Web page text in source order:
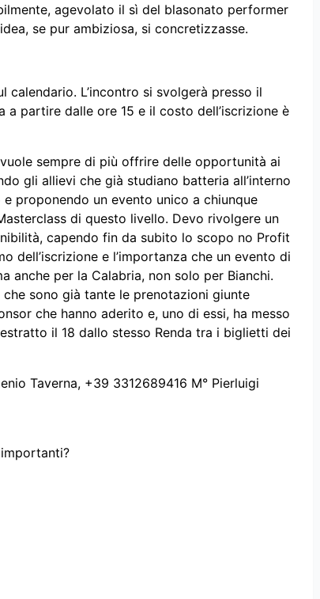
agevolato il sì del blasonato performer
se pur ambiziosa, si concretizzasse.
calendario. L’incontro si svolgerà presso il
a partire dalle ore 15 e il costo dell’iscrizione è
vuole sempre di più offrire delle opportunità ai
gli allievi che già studiano batteria all’interno
proponendo un evento unico a chiunque
di questo livello. Devo rivolgere un
capendo fin da subito lo scopo no Profit
dell’iscrizione e l’importanza che un evento di
per la Calabria, non solo per Bianchi.
sono già tante le prenotazioni giunte
che hanno aderito e, uno di essi, ha messo
il 18 dallo stesso Renda tra i biglietti dei
Taverna, +39 3312689416 M° Pierluigi